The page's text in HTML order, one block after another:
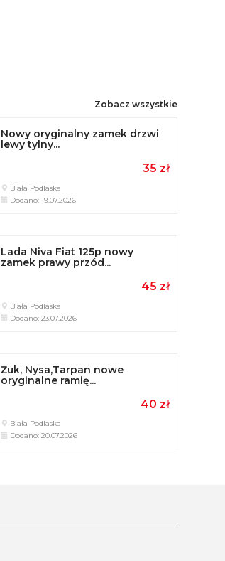
Zobacz wszystkie
Nowy oryginalny zamek drzwi
lewy tylny...
35 zł
Biała Podlaska
Dodano: 19.07.2026
Lada Niva Fiat 125p nowy
zamek prawy przód...
45 zł
Biała Podlaska
Dodano: 23.07.2026
Żuk, Nysa,Tarpan nowe
oryginalne ramię...
40 zł
Biała Podlaska
Dodano: 20.07.2026